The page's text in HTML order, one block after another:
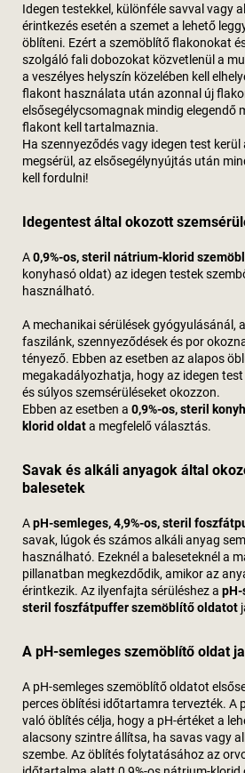
Idegen testekkel, különféle savval vagy
érintkezés esetén a szemet a lehető
öblíteni. Ezért a szemöblítő flakonokat
szolgáló fali dobozokat közvetlenül a
a veszélyes helyszín közelében kell
flakont használata után azonnal új
elsősegélycsomagnak mindig elegendő
flakont kell tartalmaznia.
Ha szennyeződés vagy idegen test kerül
megsérül, az elsősegélynyújtás után
kell fordulni!
Idegentest által okozott
A0,9%-os, steril nátrium-klorid
konyhasó oldat) az idegen testek
használható.
A mechanikai sérülések gyógyulásánál,
faszilánk, szennyeződések és por
tényező. Ebben az esetben az alapos
megakadályozhatja, hogy az idegen
és súlyos szemsérüléseket okozzon.
Ebben az esetben a 0,9%-os, steril
klorid oldata megfelelő választás.
Savak és alkáli anyagok által
balesetek
ApH-semleges, 4,9%-os, steril
savak, lúgok és számos alkáli anyag
használható. Ezeknél a baleseteknél a
pillanatban megkezdődik, amikor az
érintkezik. Az ilyenfajta sérüléshez a pH-
steril foszfátpuffer szemöblítő oldatot
A pH-semleges szemöblítő oldat
A pH-semleges szemöblítő oldatot
perces öblítési időtartamra tervezték. A
való öblítés célja, hogy a pH-értéket a
alacsony szintre állítsa, ha savas vagy
szembe. Az öblítés folytatásához az